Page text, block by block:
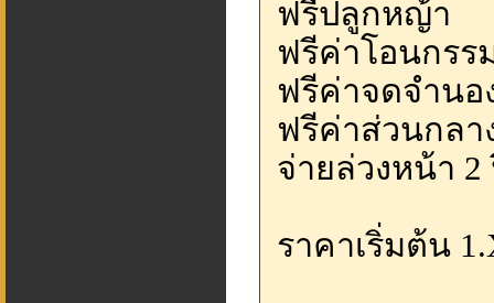
ฟรีปลูกหญ้า
ฟรีค่าโอนกรร
ฟรีค่าจดจำนอ
ฟรีค่าส่วนกลา
จ่ายล่วงหน้า 2
ราคาเริ่มต้น